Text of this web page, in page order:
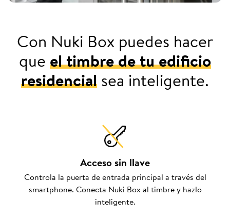
Con Nuki Box puedes hacer
queel timbre de tu edificio
residencialsea inteligente.
Acceso sin llave
Controla la puerta de entrada principal a través del
smartphone. Conecta Nuki Box al timbre y hazlo
inteligente.